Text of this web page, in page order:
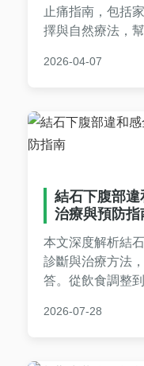
止痛指南，包括
擇與自然療法，
2026-04-07
結石下腹部違
治療與預防指
本文深度解析結
診斷與治療方法
答。從飲食調整
學知識和個人經
2026-07-28